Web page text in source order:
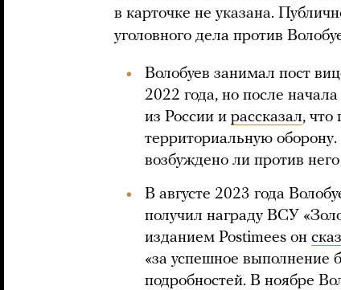
в карточке не указана.
уголовного дела против
Волобуев занимал пост
2022 года, но после
из России и рассказал, что
территориальную
возбуждено ли против
В августе 2023 года
получил награду ВСУ
изданием Postimees он
«за успешное выполнение
подробностей. В ноябре